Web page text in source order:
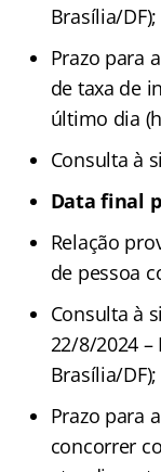
Brasília/DF);
Prazo para
de taxa de
último dia
Consulta à
Data final
Relação
de pessoa
Consulta à
22/8/2024
Brasília/DF);
Prazo para
concorrer